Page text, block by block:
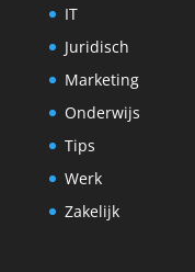
IT
Juridisch
Marketing
Onderwijs
Tips
Werk
Zakelijk